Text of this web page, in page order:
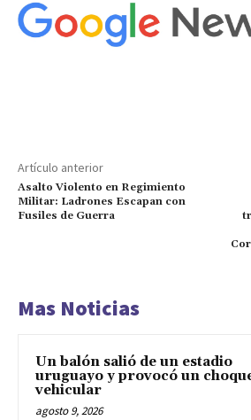
Artículo anterior
Asalto Violento en Regimiento
Militar: Ladrones Escapan con
Fusiles de Guerra
Mas Noticias
Un balón salió de un estadio
uruguayo y provocó un
vehicular
agosto 9, 2026